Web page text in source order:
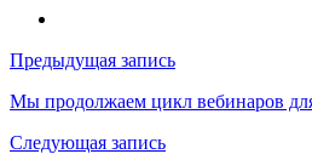
Навигация
по
записям
Предыдущая запись
Мы продолжаем цикл вебинаров
Следующая запись